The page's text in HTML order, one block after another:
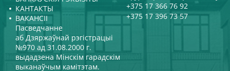
КАНТАКТЫ
ВАКАНСІІ
+375 17 366 76 92
+375 17 396 73 57
Пасведчанне
аб Дзяржаўнай рэгістрацыі
№970 ад 31.08.2000 г.
выдадзена Мінскім гарадскім
выканаўчым камітэтам.